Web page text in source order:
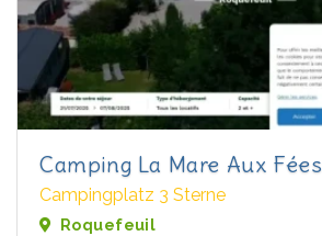
Camping La Mare Aux Fées
Campingplatz 3 Sterne
Roquefeuil